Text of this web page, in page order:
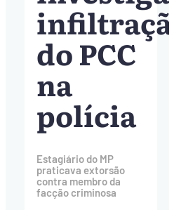
infiltração
do PCC
na
polícia
Estagiário do MP
praticava extorsão
contra membro da
facção criminosa